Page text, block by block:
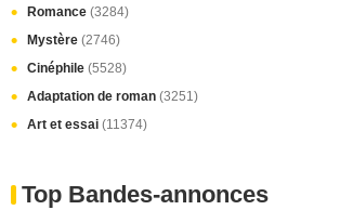
Romance (3284)
Mystère (2746)
Cinéphile (5528)
Adaptation de roman (3251)
Art et essai (11374)
Top Bandes-annonces